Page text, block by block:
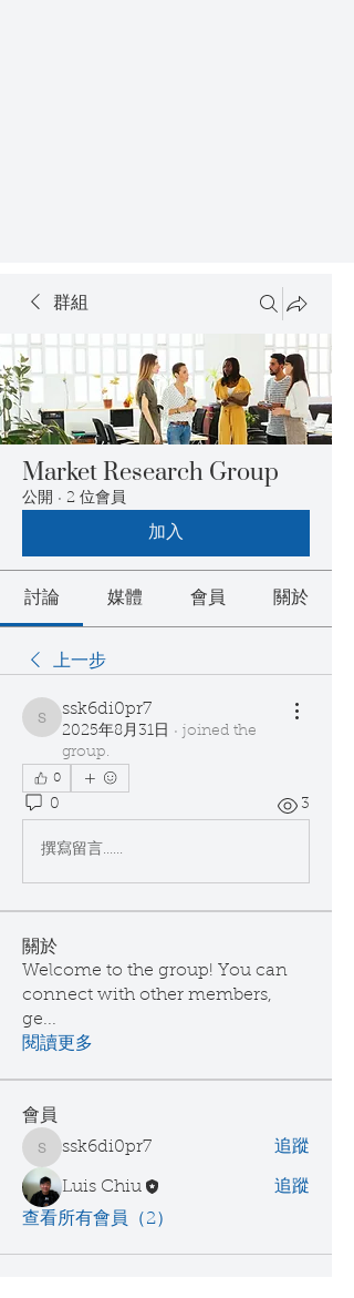
群組
Market Research Group
公開 · 2 位會員
加入
討論 媒體 會員 關於
上一步
ssk6di0pr7
ssk6di0pr7
2025年8月31日 · joined the
group.
0
0 3
撰寫留言......
關於
Welcome to the group! You can
connect with other members,
ge...
閱讀更多
會員
ssk6di0pr7
ssk6di0pr7 追蹤
Luis Chiu
追蹤
查看所有會員（2）